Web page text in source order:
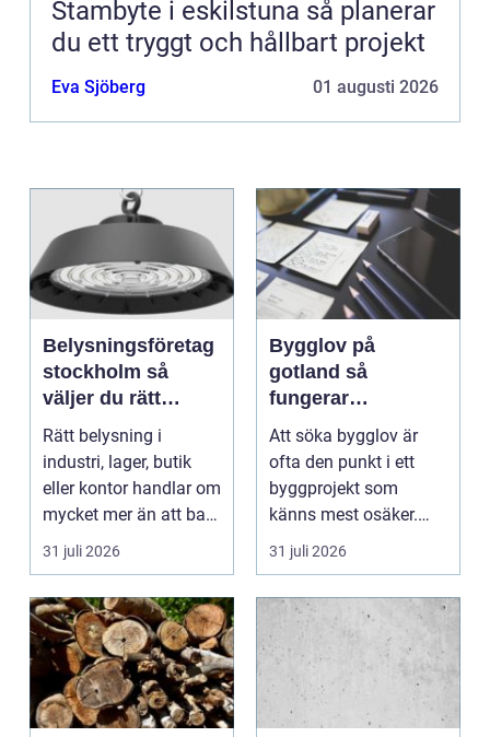
Stambyte i eskilstuna så planerar
du ett tryggt och hållbart projekt
Eva Sjöberg 01 augusti 2026
Belysningsföretag
stockholm så
väljer du rätt
partner för
professionell
ljussättning
Rätt belysning i
industri, lager, butik
eller kontor handlar om
mycket mer än att bara
få det ljust....
31 juli 2026
Bygglov på
gotland så
fungerar
processen från idé
till godkänt beslut
Att söka bygglov är
ofta den punkt i ett
byggprojekt som
känns mest osäker.
Frågorna hopar sig:
vilk...
31 juli 2026